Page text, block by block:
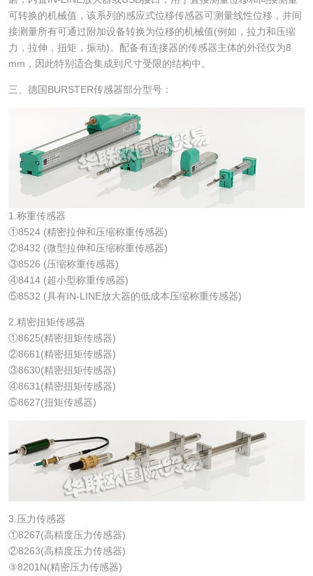
可转换的机械值，该系列的感应式位移传感器可测量线性位移，并间
接测量所有可通过附加设备转换为位移的机械值(例如，拉力和压缩
力，拉伸，扭矩，振动)。配备有连接器的传感器主体的外径仅为8
mm，因此特别适合集成到尺寸受限的结构中。
三、德国BURSTER传感器部分型号：
1.称重传感器
①8524 (精密拉伸和压缩称重传感器)
②8432 (微型拉伸和压缩称重传感器)
③8526 (压缩称重传感器)
④8414 (超小型称重传感器)
⑤8532 (具有IN-LINE放大器的低成本压缩称重传感器)
2.精密扭矩传感器
①8625(精密扭矩传感器)
②8661(精密扭矩传感器)
③8630(精密扭矩传感器)
④8631(精密扭矩传感器)
⑤8627(扭矩传感器)
3.压力传感器
①8267(高精度压力传感器)
②8263(高精度压力传感器)
③8201N(精密压力传感器)